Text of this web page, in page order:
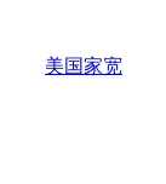
美国家宽